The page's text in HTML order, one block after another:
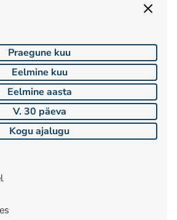
Praegune kuu
Eelmine kuu
Eelmine aasta
V. 30 päeva
Kogu ajalugu